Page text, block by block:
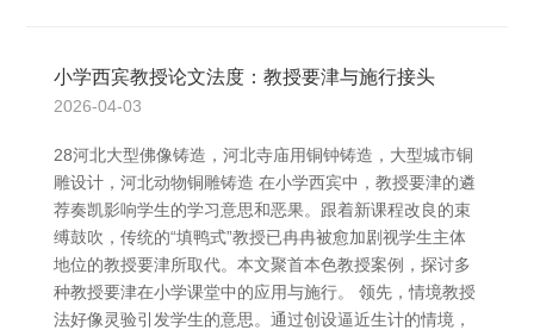
小学西宾教授论文法度：教授要津与施行接头
2026-04-03
28河北大型佛像铸造，河北寺庙用铜钟铸造，大型城市铜
雕设计，河北动物铜雕铸造 在小学西宾中，教授要津的遴
荐奏凯影响学生的学习意思和恶果。跟着新课程改良的束
缚鼓吹，传统的“填鸭式”教授已冉冉被愈加剧视学生主体
地位的教授要津所取代。本文聚首本色教授案例，探讨多
种教授要津在小学课堂中的应用与施行。 领先，情境教授
法好像灵验引发学生的意思。通过创设逼近生计的情境，